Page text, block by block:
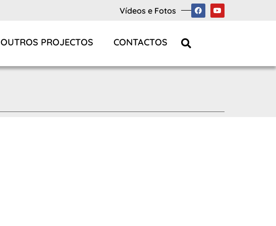
Vídeos e Fotos
OUTROS PROJECTOS CONTACTOS